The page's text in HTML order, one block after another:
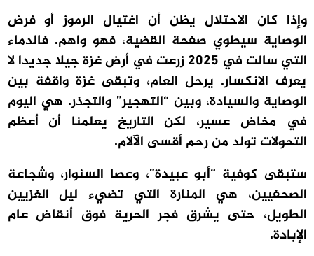
وإذا كان الاحتلال يظن أن اغتيال الرموز أو فرض
الوصاية سيطوي صفحة القضية، فهو واهم. فالدماء
التي سالت في 2025 زرعت في أرض غزة جيلا جديدا لا
يعرف الانكسار. يرحل العام، وتبقى غزة واقفة بين
الوصاية والسيادة، وبين “التهجير” والتجذر. هي اليوم
في مخاض عسير، لكن التاريخ يعلمنا أن أعظم
التحولات تولد من رحم أقسى الآلام.
ستبقى كوفية “أبو عبيدة”، وعصا السنوار، وشجاعة
الصحفيين، هي المنارة التي تضيء ليل الغزيين
الطويل، حتى يشرق فجر الحرية فوق أنقاض عام
الإبادة.